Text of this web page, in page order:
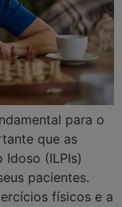
para o
que as
Idoso (ILPIs)
pacientes.
físicos e a